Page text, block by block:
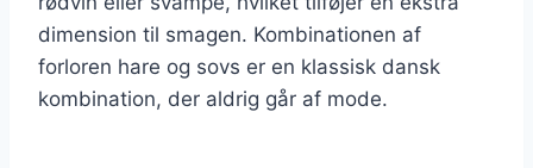
dimension til smagen. Kombinationen af
forloren hare og sovs er en klassisk dansk
kombination, der aldrig går af mode.